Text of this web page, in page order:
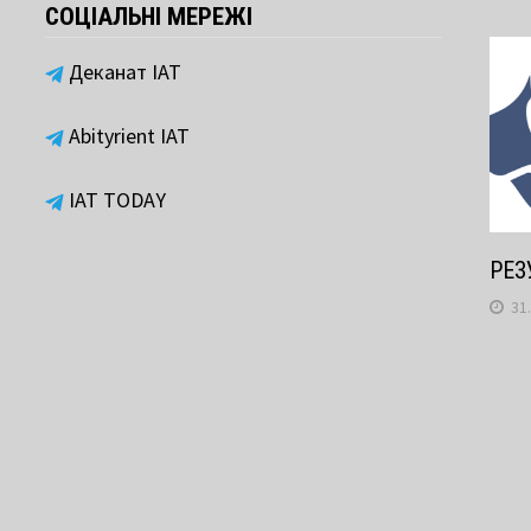
СОЦІАЛЬНІ МЕРЕЖІ
Деканат ІАТ
Abityrient IAT
IAT TODAY